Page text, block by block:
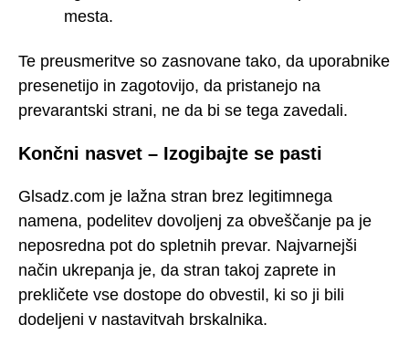
mesta.
Te preusmeritve so zasnovane tako, da uporabnike
presenetijo in zagotovijo, da pristanejo na
prevarantski strani, ne da bi se tega zavedali.
Končni nasvet – Izogibajte se pasti
Glsadz.com je lažna stran brez legitimnega
namena, podelitev dovoljenj za obveščanje pa je
neposredna pot do spletnih prevar. Najvarnejši
način ukrepanja je, da stran takoj zaprete in
prekličete vse dostope do obvestil, ki so ji bili
dodeljeni v nastavitvah brskalnika.